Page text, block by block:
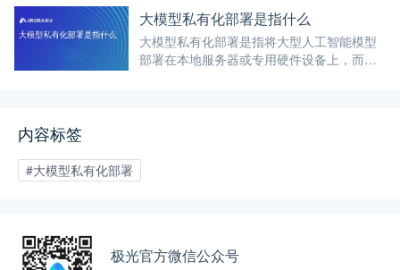
与隐私保护问题也日益凸显。
大模型私有化部署是指什么
大模型私有化部署是指将大型人工智能模型
部署在本地服务器或专用硬件设备上，而不
内容标签
#大模型私有化部署
极光官方微信公众号